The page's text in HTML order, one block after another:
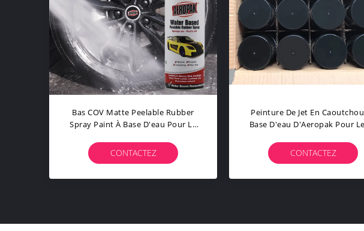
Bas COV Matte Peelable Rubber
Spray Paint À Base D'eau Pour La
CONTACTEZ
Peinture De Jet En
Base D'eau D'Aeropak Pour
400ml En Bois
CONTACTEZ